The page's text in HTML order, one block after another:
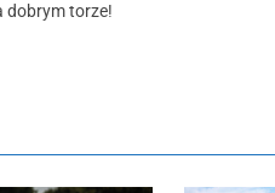
dobrym torze!